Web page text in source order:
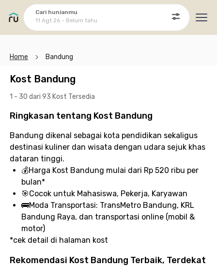
Cari hunianmu
11 Agt 26 - Belum tahu
Home Bandung
Kost Bandung
1 - 30 dari 93 Kost Tersedia
Ringkasan tentang Kost Bandung
Bandung dikenal sebagai kota pendidikan sekaligus
destinasi kuliner dan wisata dengan udara sejuk khas
dataran tinggi.
💰Harga Kost Bandung mulai dari Rp 520 ribu per
bulan*
🎯Cocok untuk Mahasiswa, Pekerja, Karyawan
🚌Moda Transportasi: TransMetro Bandung, KRL
Bandung Raya, dan transportasi online (mobil &
motor)
*cek detail di halaman kost
Rekomendasi Kost Bandung Terbaik, Terdekat